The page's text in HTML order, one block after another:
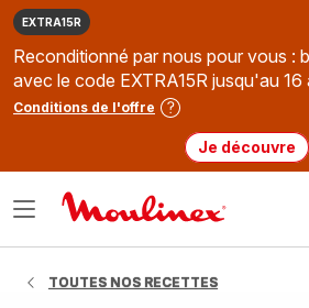
EXTRA15R
Reconditionné par nous pour vous :
avec le code EXTRA15R jusqu'au 16
Conditions de l'offre
Je découvre
Ouvrir
TOUTES NOS RECETTES